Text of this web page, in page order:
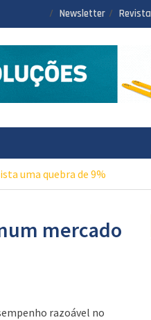
Newsletter Revista
uma quebra de 9%
mercado
razoável no